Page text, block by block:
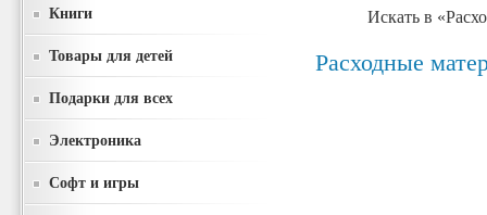
Книги
Товары для детей
Подарки для всех
Электроника
Софт и игры
Искать в
Расходные